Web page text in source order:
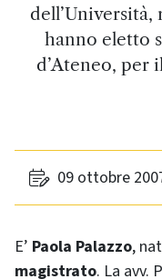
hanno eletto
d’Ateneo, per
09 ottobre
E’ Paola Palazzo,
magistrato. La avv.